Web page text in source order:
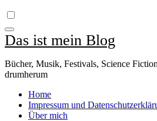
Das ist mein Blog
Bücher, Musik, Festivals, Science
drumherum
Home
Impressum und
Über mich